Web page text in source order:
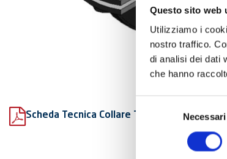
Questo sito web
Utilizziamo i
nostro traffico.
di analisi dei dati
che hanno
Necessari
Scheda Tecnica Collare Titan HD